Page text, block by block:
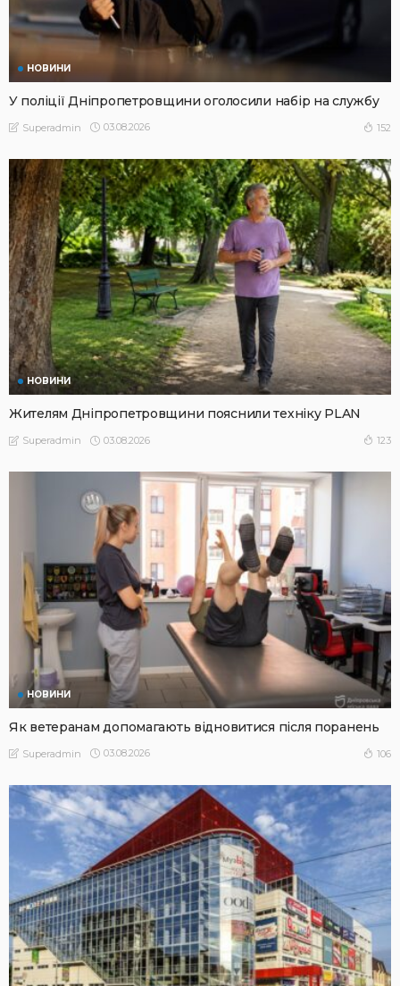
НОВИНИ
У поліції Дніпропетровщини оголосили набір на службу
Superadmin 03.08.2026 152
НОВИНИ
Жителям Дніпропетровщини пояснили техніку PLAN
Superadmin 03.08.2026 123
НОВИНИ
Як ветеранам допомагають відновитися після поранень
Superadmin 03.08.2026 106